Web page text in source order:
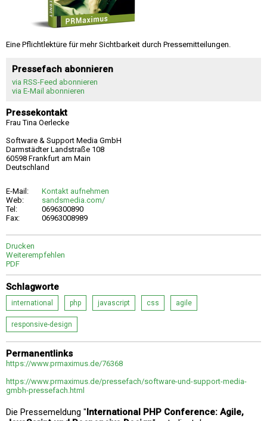
Eine Pflichtlektüre für mehr Sichtbarkeit durch Pressemitteilungen.
Pressefach abonnieren
via RSS-Feed abonnieren
via E-Mail abonnieren
Pressekontakt
Frau Tina Oerlecke
Software & Support Media GmbH
Darmstädter Landstraße 108
60598 Frankfurt am Main
Deutschland
E-Mail:
Kontakt aufnehmen
Web:
sandsmedia.com/
Tel:
0696300890
Fax:
06963008989
Drucken
Weiterempfehlen
PDF
Schlagworte
international php javascript css agile
responsive-design
Permanentlinks
https://www.prmaximus.de/76368
https://www.prmaximus.de/pressefach/software-und-support-media-
gmbh-pressefach.html
Die Pressemeldung "International PHP Conference: Agile,